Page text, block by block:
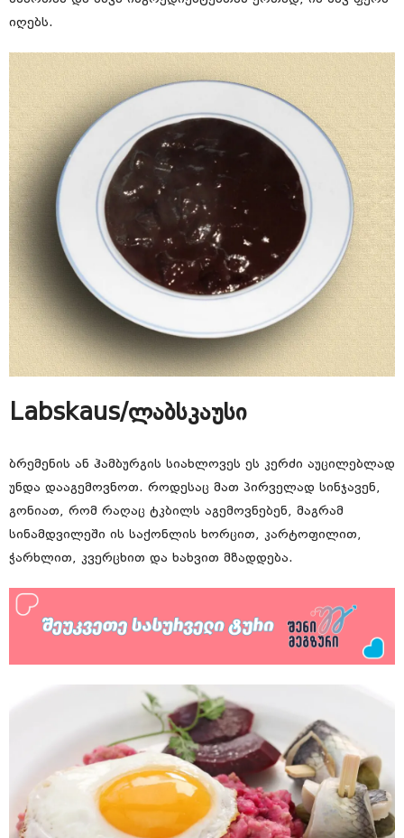
იღებს.
Labskaus/ლაბსკაუსი
ბრემენის ან ჰამბურგის სიახლოვეს ეს კერძი აუცილებლად
უნდა დააგემოვნოთ. როდესაც მათ პირველად სინჯავენ,
გონიათ, რომ რაღაც ტკბილს აგემოვნებენ, მაგრამ
სინამდვილეში ის საქონლის ხორცით, კარტოფილით,
ჭარხლით, კვერცხით და ხახვით მზადდება.